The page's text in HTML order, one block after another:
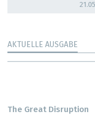
AKTUELLE AUSGABE
The Great Disruption